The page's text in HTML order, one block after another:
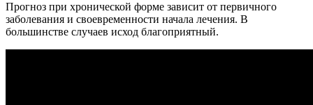
Прогноз при хронической форме зависит от первичного
заболевания и своевременности начала лечения. В
большинстве случаев исход благоприятный.